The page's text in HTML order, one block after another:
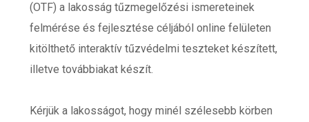
(OTF) a lakosság tűzmegelőzési ismereteinek
felmérése és fejlesztése céljából online felületen
kitölthető interaktív tűzvédelmi teszteket készített,
illetve továbbiakat készít.
Kérjük a lakosságot, hogy minél szélesebb körben